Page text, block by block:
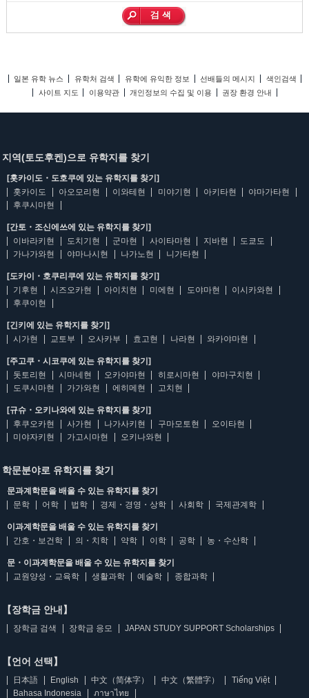
일본 유학 뉴스 유학처 검색 유학에 유익한 정보 선배들의 메시지
색인검색
사이트 지도
이용약관 개인정보의 수집 및 이용 권장 환경 안내
지역(토도후켄)으로 유학지를 찾기
[홋카이도・도호쿠에 있는 유학지를 찾기]
홋카이도
아오모리현 이와테현 미야기현 아키타현
야마가타현
후쿠시마현
[간토・조신에쓰에 있는 유학지를 찾기]
이바라키현
도치기현 군마현 사이타마현 지바현
도쿄도
가나가와현
야마나시현 나가노현 니가타현
[도카이・호쿠리쿠에 있는 유학지를 찾기]
기후현
시즈오카현 아이치현 미에현 도야마현
이시카와현
후쿠이현
[긴키에 있는 유학지를 찾기]
시가현
교토부 오사카부 효고현 나라현 와카야마현
[주고쿠・시코쿠에 있는 유학지를 찾기]
돗토리현
시마네현 오카야마현 히로시마현
야마구치현
도쿠시마현
가가와현 에히메현 고치현
[규슈・오키나와에 있는 유학지를 찾기]
후쿠오카현
사가현 나가사키현 구마모토현
오이타현
미야자키현
가고시마현 오키나와현
학문분야로 유학지를 찾기
문과계학문을 배울 수 있는 유학지를 찾기
문학
어학 법학 경제・경영・상학 사회학 국제관계학
이과계학문을 배울 수 있는 유학지를 찾기
간호・보건학
의・치학 약학 이학 공학 농・수산학
문・이과계학문을 배울 수 있는 유학지를 찾기
교원양성・교육학
생활과학 예술학 종합과학
【장학금 안내】
장학금 검색 장학금 응모 JAPAN STUDY SUPPORT Scholarships
【언어 선택】
日本語 English 中文（简体字） 中文（繁體字）
Tiếng Việt
Bahasa Indonesia
ภาษาไทย